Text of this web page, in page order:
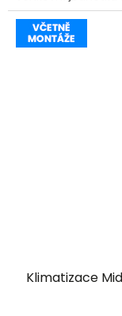
Klimatizace